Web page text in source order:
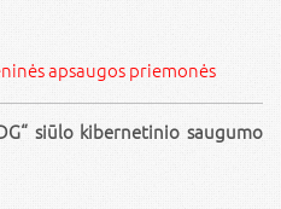
apsaugos priemonės
siūlo kibernetinio saugumo